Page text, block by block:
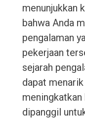
menunjukkan
bahwa Anda
pengalaman
pekerjaan
sejarah
dapat
dipanggil